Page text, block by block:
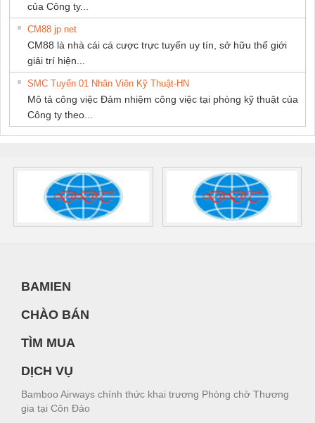
của Công ty...
CM88 jp net
CM88 là nhà cái cá cược trực tuyến uy tín, sở hữu thế giới
giải trí hiện...
SMC Tuyển 01 Nhân Viên Kỹ Thuật-HN
Mô tả công việc Đảm nhiệm công việc tại phòng kỹ thuật của
Công ty theo...
BAMIEN
CHÀO BÁN
TÌM MUA
DỊCH VỤ
Bamboo Airways chính thức khai trương Phòng chờ Thương
gia tại Côn Đảo